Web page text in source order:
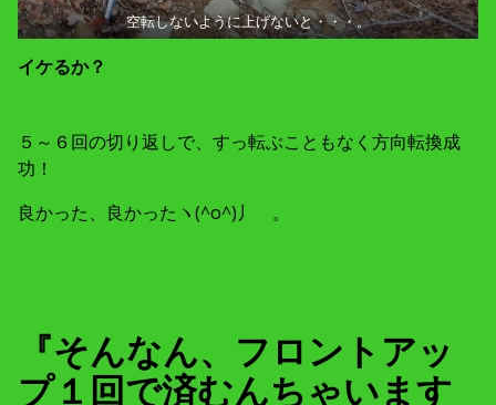
空転しないように上げないと・・・。
イケるか？
５～６回の切り返しで、すっ転ぶこともなく方向転換成
功！
良かった、良かったヽ(^o^)丿 。
『そんなん、フロントアッ
プ１回で済むんちゃいます